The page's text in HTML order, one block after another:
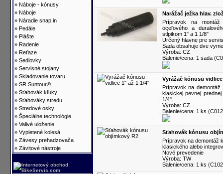
» Náboje - kónusy
» Náboje
» Náradie snap.in
» Pedále
» Plášte
» Radenie
» Reťaze
» Sedlovky
» Servisné stojany
» Skladovanie tovaru
» SR Suntour®
» Sťahovák kľuky
» Sťahováky stredu
» Stredové osky
» Špeciálne technológie
» Valivé uloženie
» Vypletené kolesá
» Závesy prehadzovača
» Závitové nástroje
Narážač ježka hlav.
Prípravok na
oceľového a
stĺpikom 1" a 1 1/8"
Určený hlavne pre
Sada obsahuje dve
Výroba: CZ
Balenie/cena: 1 sada
Vyrážač kónusu vidlice
Prípravok na
klasickej pevnej
1/4".
Výroba: CZ
Balenie/cena: 1 ks
Sťahovák kónusu
Prípravok na demontáž
klasického alebo
Nové prevedenie
Výroba: TW
Balenie/cena: 1 ks